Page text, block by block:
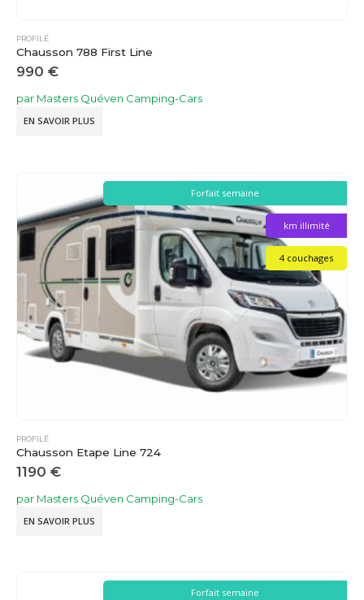
PROFILÉ
Chausson 788 First Line
990 €
par Masters Quéven Camping-Cars
EN SAVOIR PLUS
Forfait semaine
4 couchages
km illimité
PROFILÉ
Chausson Etape Line 724
1190 €
par Masters Quéven Camping-Cars
EN SAVOIR PLUS
Forfait semaine